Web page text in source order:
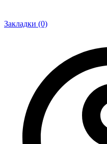
Закладки (0)